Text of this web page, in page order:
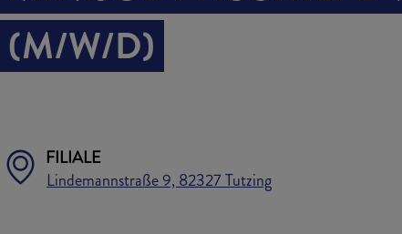
(M/W/D)
FILIALE
Lindemannstraße 9, 82327 Tutzing